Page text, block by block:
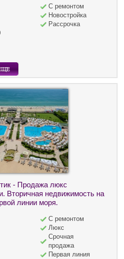
С ремонтом
Новостройка
Рассрочка
- Продажа люкс
Вторичная недвижимость на
линии моря.
С ремонтом
Люкс
Срочная
продажа
Первая линия